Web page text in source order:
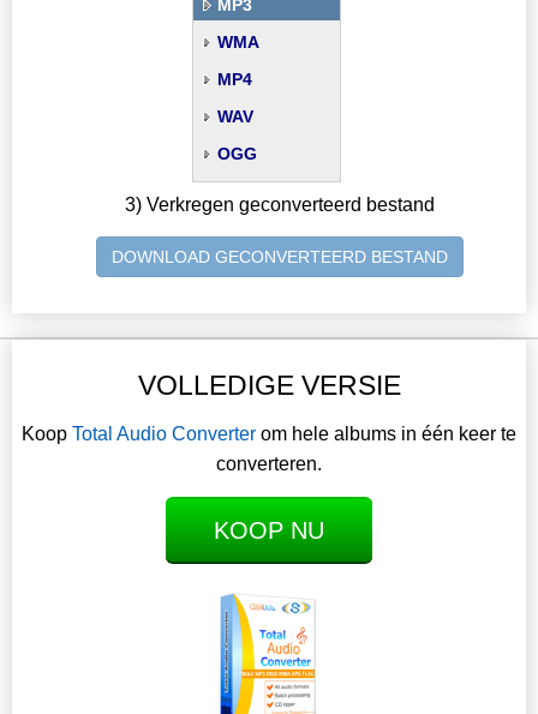
MP3
WMA
MP4
WAV
OGG
3) Verkregen geconverteerd bestand
DOWNLOAD GECONVERTEERD BESTAND
VOLLEDIGE VERSIE
Koop Total Audio Converter om hele albums in één keer te
converteren.
KOOP NU